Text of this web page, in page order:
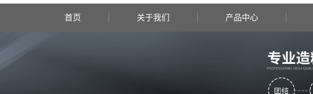
首页 关于我们 产品中心